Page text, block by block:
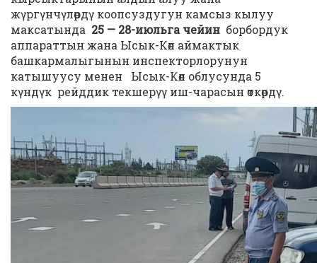
жүргүнчүлөрдү коопсуздугун камсыз кылуу
максатында 25 — 28-июльга чейин борбордук
аппараттын жана Ысык-Көл аймактык
башкармалыгынын инспекторлорунун
катышуусу менен Ысык-Көл облусунда 5
күндүк рейддик текшерүү иш-чарасын өткөрдү.